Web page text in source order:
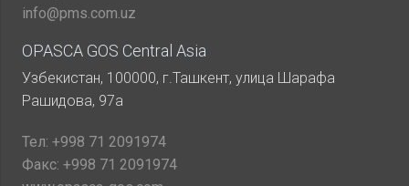
info@pms.com.uz
OPASCA GOS Central Asia
Узбекистан, 100000, г.Ташкент, улица Шарафа
Рашидова, 97а
Тел: +998 71 2091974
Факс: +998 71 2091974